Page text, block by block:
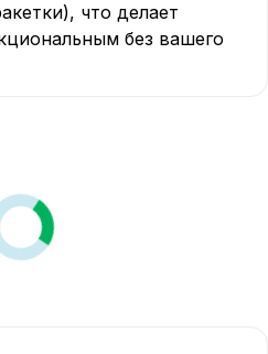
что делает
без вашего